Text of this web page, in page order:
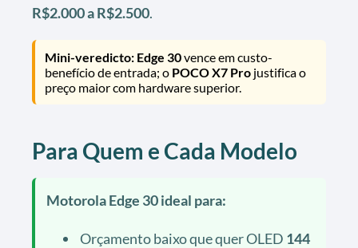
R$2.000 a R$2.500.
Mini-veredicto: Edge 30vence em custo-
benefício de entrada; o POCO X7 Pro justifica o
preço maior com hardware superior.
Para Quem e Cada Modelo
Motorola Edge 30 ideal para:
Orçamento baixo que quer OLED 144